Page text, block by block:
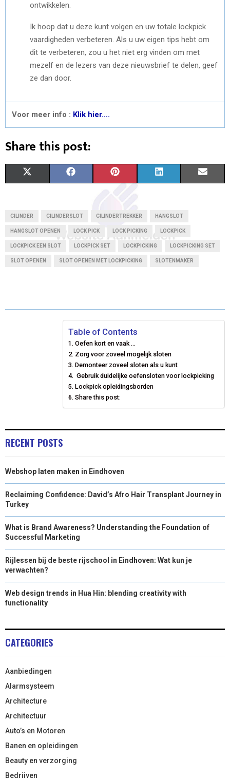
ontwikkelen.
Ik hoop dat u deze kunt volgen en uw totale lockpick
vaardigheden verbeteren. Als u uw eigen tips hebt om
dit te verbeteren, zou u het niet erg vinden om met
mezelf en de lezers van deze nieuwsbrief te delen, geef
ze dan door.
Voor meer info : Klik hier….
Share this post:
R
E
O
W
I
R
E
O
E
B
R
E
O
T
E
T
R
E
O
K
E E
L
CILINDER CILINDERSLOT CILINDERTREKKER HANGSLOT
HANGSLOT OPENEN LOCK PICK LOCK PICKING LOCKPICK
LOCKPICK EEN SLOT LOCKPICK SET LOCKPICKING LOCKPICKING SET
SLOT OPENEN SLOT OPENEN MET LOCKPICKING SLOTENMAKER
Table of Contents
Oefen kort en vaak …
Zorg voor zoveel mogelijk sloten
Demonteer zoveel sloten als u kunt
Gebruik duidelijke oefensloten voor lockpicking
Lockpick opleidingsborden
Share this post:
RECENT POSTS
Webshop laten maken in Eindhoven
Reclaiming Confidence: David’s Afro Hair Transplant Journey in
Turkey
What is Brand Awareness? Understanding the Foundation of
Successful Marketing
Rijlessen bij de beste rijschool in Eindhoven: Wat kun je
verwachten?
Web design trends in Hua Hin: blending creativity with
functionality
CATEGORIES
Aanbiedingen
Alarmsysteem
Architecture
Architectuur
Auto’s en Motoren
Banen en opleidingen
Beauty en verzorging
Bedrijven